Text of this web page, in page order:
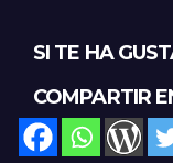
SI TE HA
COMPARTIR